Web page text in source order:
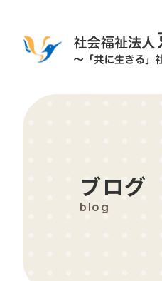
ブログ
blog